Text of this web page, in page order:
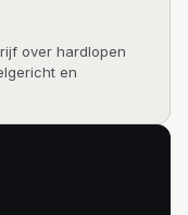
over hardlopen
en